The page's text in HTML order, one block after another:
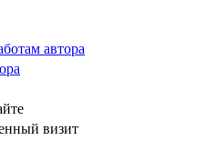
автора
визит